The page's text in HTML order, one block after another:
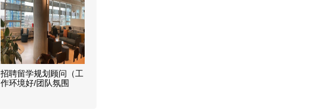
招聘留学规划顾问（工
作环境好/团队氛围